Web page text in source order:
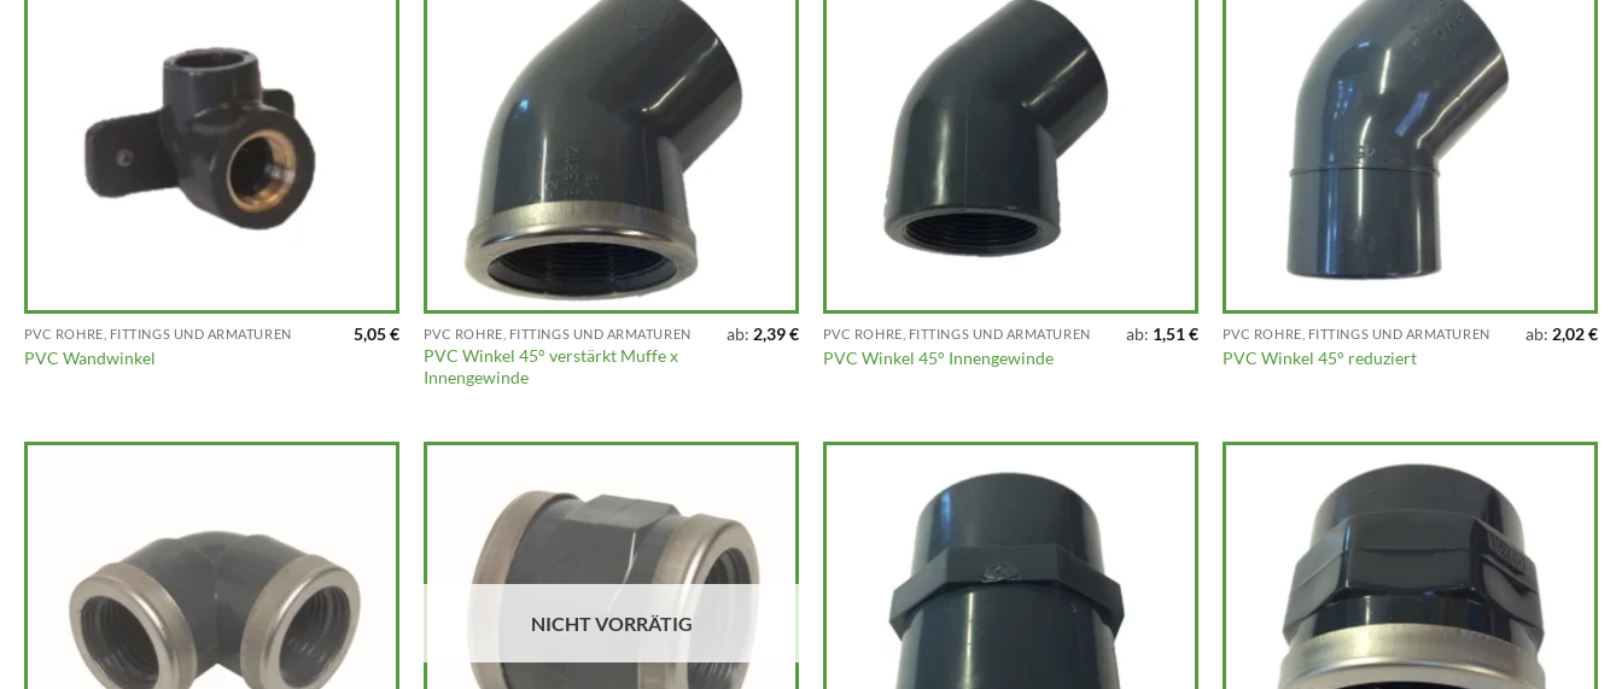
PVC ROHRE, FITTINGS UND ARMATUREN
PVC Wandwinkel
5,05€ PVC ROHRE, FITTINGS UND ARMATUREN
PVC Winkel 45° verstärkt Muffe x
Innengewinde
ab:2,39€ PVC ROHRE, FITTINGS UND ARMATUREN
PVC Winkel 45° Innengewinde
ab: 1,51€ PVC ROHRE, FITTINGS UND ARMATUREN
PVC Winkel 45° reduziert
ab:2,02€
NICHT VORRÄTIG